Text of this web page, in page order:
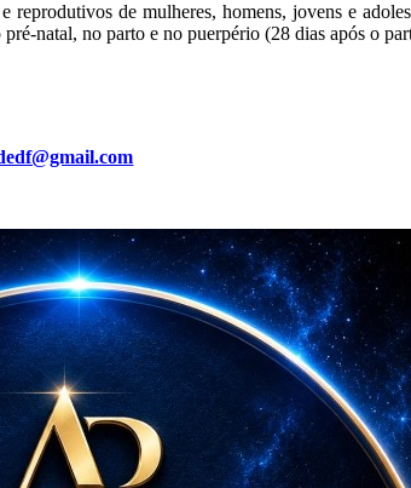
de mulheres, homens, jovens e
natal, no parto e no puerpério (28 dias após o